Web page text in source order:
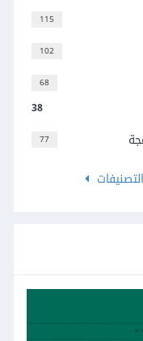
115
102
68
38
77